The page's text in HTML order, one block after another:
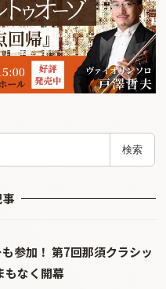
検索
参加！ 第7回那須クラシッ
もなく開幕